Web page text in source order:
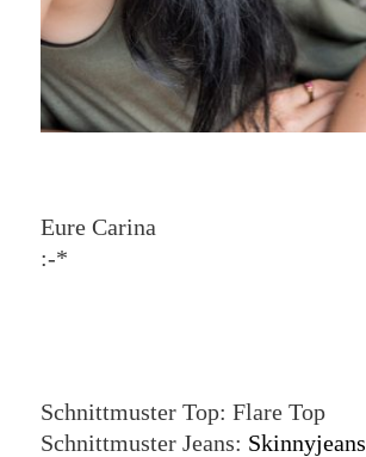
Eure Carina
:-*
Schnittmuster Top: Flare Top
Schnittmuster Jeans: Skinnyjeans